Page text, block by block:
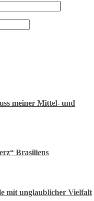
meiner Mittel- und
Brasiliens
mit unglaublicher Vielfalt